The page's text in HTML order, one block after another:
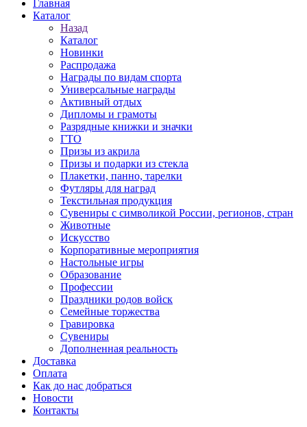
Главная
Каталог
Назад
Каталог
Новинки
Распродажа
Награды по видам спорта
Универсальные награды
Активный отдых
Дипломы и грамоты
Разрядные книжки и значки
ГТО
Призы из акрила
Призы и подарки из стекла
Плакетки, панно, тарелки
Футляры для наград
Текстильная продукция
Сувениры с символикой России, регионов, стран
Животные
Искусство
Корпоративные мероприятия
Настольные игры
Образование
Профессии
Праздники родов войск
Семейные торжества
Гравировка
Сувениры
Дополненная реальность
Доставка
Оплата
Как до нас добраться
Новости
Контакты